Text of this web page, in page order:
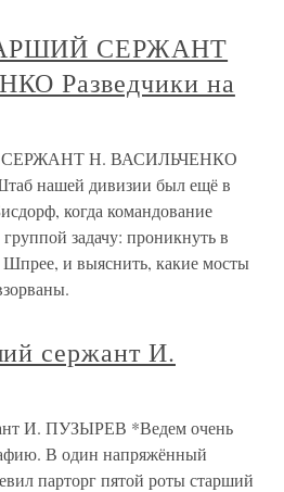
СЕРЖАНТ
Разведчики на
Н. ВАСИЛЬЧЕНКО
нашей дивизии был ещё в
когда командование
задачу: проникнуть в
и выяснить, какие мосты
сержант И.
И. ПУЗЫРЕВ *Ведем очень
В один напряжённый
парторг пятой роты старший